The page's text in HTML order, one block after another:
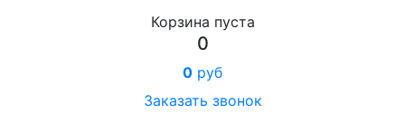
Корзина пуста
0
0 руб
Заказать звонок